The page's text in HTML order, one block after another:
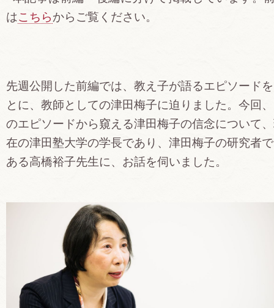
はこちらからご覧ください。
先週公開した前編では、教え子が語るエピソード
とに、教師としての津田梅子に迫りました。今回
のエピソードから窺える津田梅子の信念について
在の津田塾大学の学長であり、津田梅子の研究者
ある高橋裕子先生に、お話を伺いました。